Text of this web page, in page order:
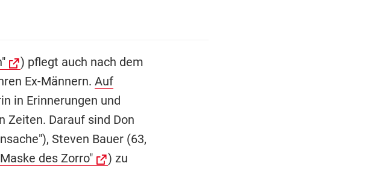
) pflegt auch nach dem
Ex-Männern. Auf
in Erinnerungen und
Zeiten. Darauf sind Don
Steven Bauer (63,
des Zorro"
) zu